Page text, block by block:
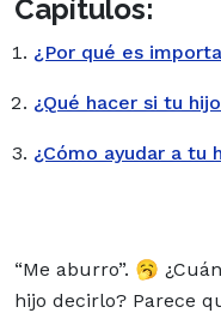
Capítulos:
¿Por qué es
¿Qué hacer si tu
¿Cómo ayudar a tu
“Me aburro”. 🥱
hijo decirlo? Parece